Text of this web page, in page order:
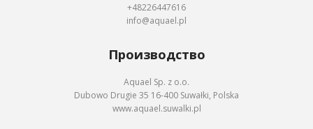
+48226447616
info@aquael.pl
Производство
Aquael Sp. z o.o.
Dubowo Drugie 35 16-400 Suwałki, Polska
www.aquael.suwalki.pl